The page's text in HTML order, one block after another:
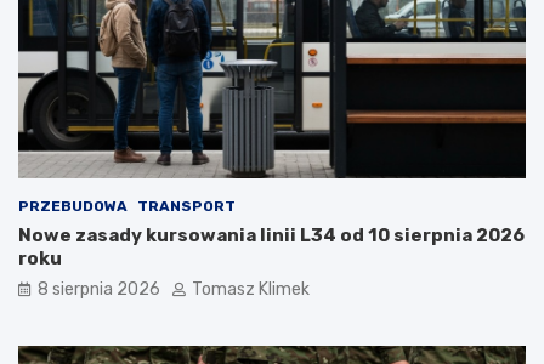
PRZEBUDOWA TRANSPORT
Nowe zasady kursowania linii L34 od 10 sierpnia 2026
roku
8 sierpnia 2026 Tomasz Klimek